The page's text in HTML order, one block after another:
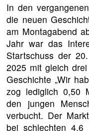
In den
die neuen
am Montagabend
Jahr war das
Startschuss der
2025 mit gleich
Geschichte „Wir
zog lediglich 0,50
den jungen
verbucht. Der
bei schlechten 4,6